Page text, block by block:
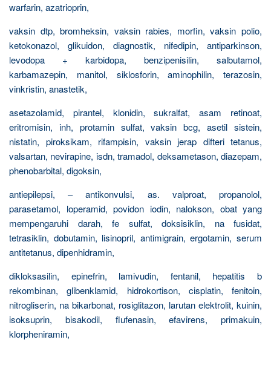
warfarin, azatrioprin,
vaksin dtp, bromheksin, vaksin rabies, morfin, vaksin polio,
ketokonazol, glikuidon, diagnostik, nifedipin, antiparkinson,
levodopa + karbidopa, benzipenisilin, salbutamol,
karbamazepin, manitol, siklosforin, aminophilin, terazosin,
vinkristin, anastetik,
asetazolamid, pirantel, klonidin, sukralfat, asam retinoat,
eritromisin, inh, protamin sulfat, vaksin bcg, asetil sistein,
nistatin, piroksikam, rifampisin, vaksin jerap difteri tetanus,
valsartan, nevirapine, isdn, tramadol, deksametason, diazepam,
phenobarbital, digoksin,
antiepilepsi, – antikonvulsi, as. valproat, propanolol,
parasetamol, loperamid, povidon iodin, nalokson, obat yang
mempengaruhi darah, fe sulfat, doksisiklin, na fusidat,
tetrasiklin, dobutamin, lisinopril, antimigrain, ergotamin, serum
antitetanus, dipenhidramin,
dikloksasilin, epinefrin, lamivudin, fentanil, hepatitis b
rekombinan, glibenklamid, hidrokortison, cisplatin, fenitoin,
nitrogliserin, na bikarbonat, rosiglitazon, larutan elektrolit, kuinin,
isoksuprin, bisakodil, flufenasin, efavirens, primakuin,
klorpheniramin,